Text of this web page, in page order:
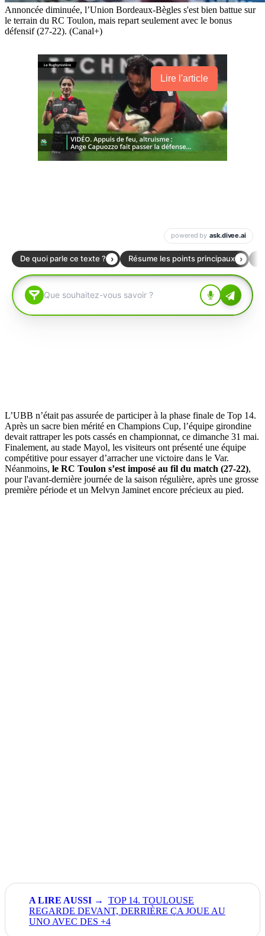
Annoncée diminuée, l’Union Bordeaux-Bègles s'est bien battue sur
le terrain du RC Toulon, mais repart seulement avec le bonus
défensif (27-22). (Canal+)
Lire l'article
L’UBB n’était pas assurée de participer à la phase finale de Top 14.
Après un sacre bien mérité en Champions Cup, l’équipe girondine
devait rattraper les pots cassés en championnat, ce dimanche 31 mai.
Finalement, au stade Mayol, les visiteurs ont présenté une équipe
compétitive pour essayer d’arracher une victoire dans le Var.
Néanmoins, le RC Toulon s’est imposé au fil du match (27-22),
pour l'avant-dernière journée de la saison régulière, après une grosse
première période et un Melvyn Jaminet encore précieux au pied.
TOP 14. TOULOUSE
REGARDE DEVANT, DERRIÈRE ÇA JOUE AU
UNO AVEC DES +4